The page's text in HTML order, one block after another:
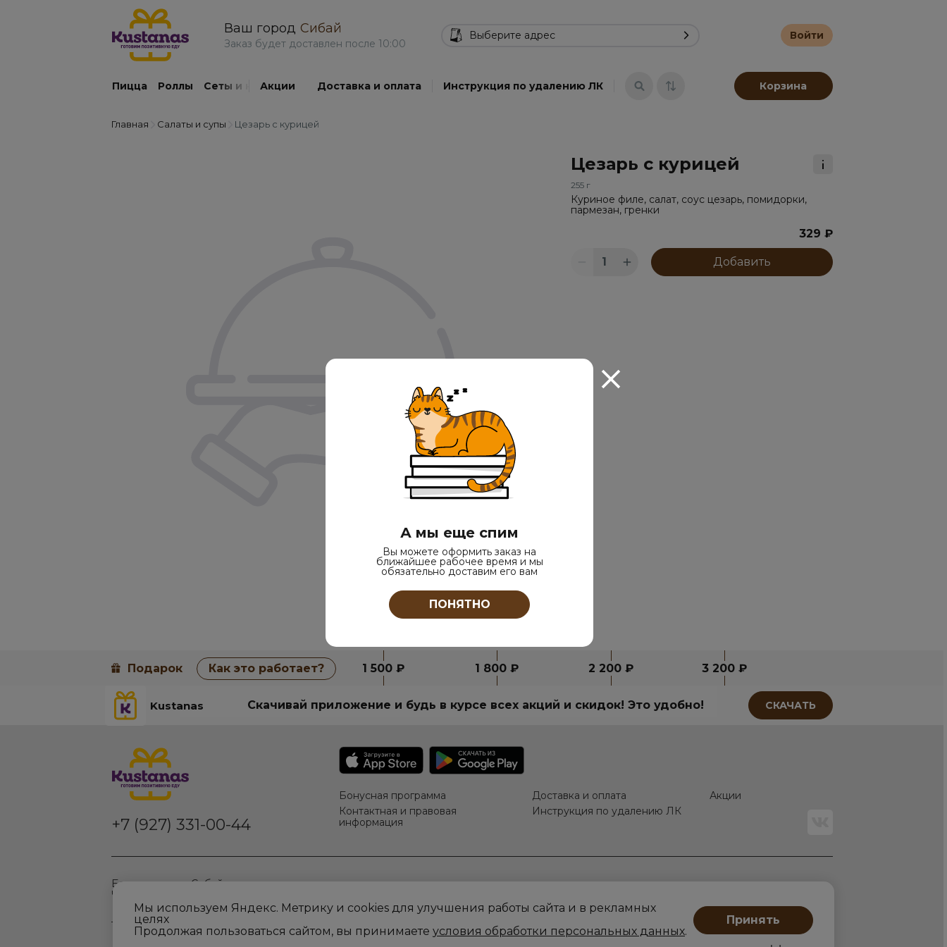
Ваш город Сибай
заказ будет доставлен после 10:00
Выберите адрес Войти
Пицца Роллы Сеты и наборы Бургеры и донер Салаты и супы WOK Фри и снеки Добавки Десерты и напитки
Акции Доставка и оплата Инструкция по удалению ЛК Корзина
Главная Салаты и супы Цезарь с курицей
Цезарь с курицей
255 г
Куриное филе, салат, соус цезарь, помидорки,
пармезан, гренки
329 ₽
1 Добавить
Подарок Как это работает? 1 500 ₽ 1 800 ₽ 2 200 ₽ 3 200 ₽
Kustanas Скачивай приложение и будь в курсе всех акций и скидок! Это удобно! СКАЧАТЬ
+7 (927) 331-00-44
Бонусная программа Доставка и оплата
Акции
Контактная и правовая
информация
Инструкция по удалению ЛК
Башкортостан, Сибай, ул
Чайковского д 28/2
Мы используем Яндекс. Метрику и cookies для улучшения работы сайта и в рекламных
целях
Продолжая пользоваться сайтом, вы принимаете условия обработки персональных данных.
Принять
А мы еще спим
Вы можете оформить заказ на
ближайшее рабочее время и мы
обязательно доставим его вам
ПОНЯТНО